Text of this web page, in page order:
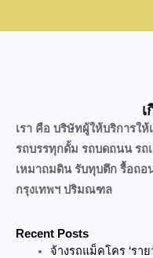
เ
เรา คือ บริษัทผู้ให้บริการใ
รถบรรทุกดั้ม รถบดถนน รถ
เหมาถมดิน รับทุบตึก รื้อถอ
กรุงเทพฯ ปริมณฑล
Recent Posts
จ้างรถแม็คโคร ‘รา